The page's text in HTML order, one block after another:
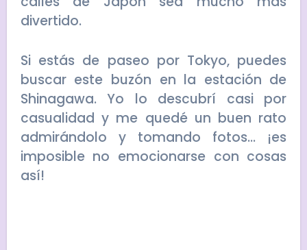
divertido.
Si estás de paseo por Tokyo, puedes
buscar este buzón en la estación de
Shinagawa. Yo lo descubrí casi por
casualidad y me quedé un buen rato
admirándolo y tomando fotos… ¡es
imposible no emocionarse con cosas
así!